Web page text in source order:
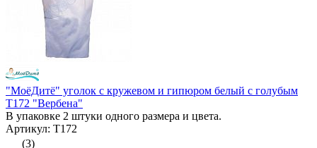
"МоёДитё" уголок с кружевом и гипюром белый с голубым
Т172 "Вербена"
В упаковке 2 штуки одного размера и цвета.
Артикул: Т172
(3)